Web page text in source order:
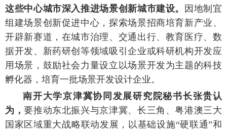
这些中心城市深入推进场景创新城市建设。
因地制宜
组建场景创新促进中心，探索场景招商培育新产业、
开辟新赛道，在城市治理、交通出行、教育医疗、数
据开发、新药研创等领域吸引企业或科研机构开发应
用场景，鼓励社会力量设立以场景开发为主题的科技
孵化器，培育一批场景开发设计企业。
南开大学京津冀协同发展研究院秘书长张贵认
为，要推动东北振兴与京津冀、长三角、粤港澳三大
国家区域重大战略联动发展，以基础设施“硬联通”和